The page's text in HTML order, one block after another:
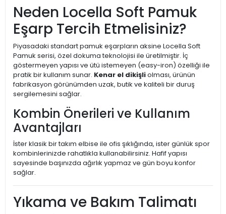
Neden Locella Soft Pamuk
Eşarp Tercih Etmelisiniz?
Piyasadaki standart pamuk eşarpların aksine Locella Soft
Pamuk serisi, özel dokuma teknolojisi ile üretilmiştir. İç
göstermeyen yapısı ve ütü istemeyen (easy-iron) özelliği ile
pratik bir kullanım sunar. Kenar el dikişliolması, ürünün
fabrikasyon görünümden uzak, butik ve kaliteli bir duruş
sergilemesini sağlar.
Kombin Önerileri ve Kullanım
Avantajları
İster klasik bir takım elbise ile ofis şıklığında, ister günlük spor
kombinlerinizde rahatlıkla kullanabilirsiniz. Hafif yapısı
sayesinde başınızda ağırlık yapmaz ve gün boyu konfor
sağlar.
Yıkama ve Bakım Talimatı